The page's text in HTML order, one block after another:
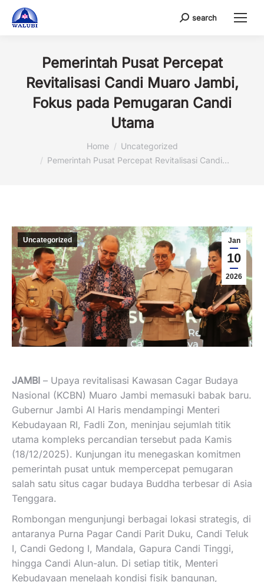
Search:
search
Pemerintah Pusat Percepat
Revitalisasi Candi Muaro Jambi,
Fokus pada Pemugaran Candi
Utama
Home
Uncategorized
Pemerintah Pusat Percepat Revitalisasi Candi…
Jan
10
2026
Uncategorized
JAMBI – Upaya revitalisasi Kawasan Cagar Budaya
Nasional (KCBN) Muaro Jambi memasuki babak baru.
Gubernur Jambi Al Haris mendampingi Menteri
Kebudayaan RI, Fadli Zon, meninjau sejumlah titik
utama kompleks percandian tersebut pada Kamis
(18/12/2025). Kunjungan itu menegaskan komitmen
pemerintah pusat untuk mempercepat pemugaran
salah satu situs cagar budaya Buddha terbesar di Asia
Tenggara.
Rombongan mengunjungi berbagai lokasi strategis, di
antaranya Purna Pagar Candi Parit Duku, Candi Teluk
I, Candi Gedong I, Mandala, Gapura Candi Tinggi,
hingga Candi Alun-alun. Di setiap titik, Menteri
Kebudayaan menelaah kondisi fisik bangunan,